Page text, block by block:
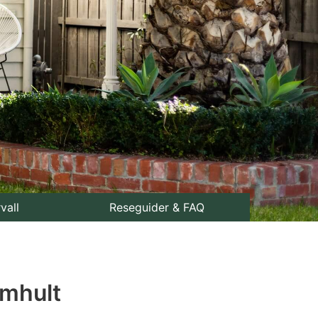
Reseguider & FAQ